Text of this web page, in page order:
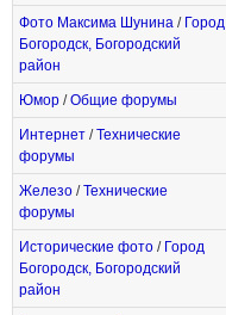
Фото Максима Шунина / Город
Богородск, Богородский
район
Юмор /Общие форумы
Интернет /Технические
форумы
Железо /Технические
форумы
Исторические фото / Город
Богородск, Богородский
район